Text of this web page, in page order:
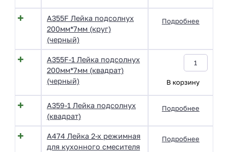
A355F Лейка подсолнух
200мм*7мм (круг)
(черный)
Подробнее
A355F-1 Лейка подсолнух
200мм*7мм (квадрат)
(черный)
В корзину
A359-1 Лейка подсолнух
(квадрат)
Подробнее
A474 Лейка 2-х режимная
для кухонного смесителя
Подробнее